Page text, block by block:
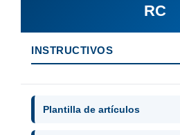
RC
INSTRUCTIVOS
Plantilla de artículos